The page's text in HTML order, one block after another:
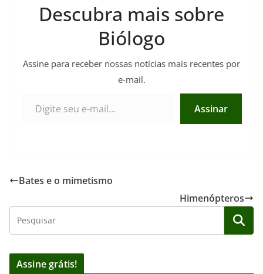
Descubra mais sobre
Biólogo
Assine para receber nossas notícias mais recentes por
e-mail.
Assinar
Bates e o mimetismo
Himenópteros
Assine grátis!